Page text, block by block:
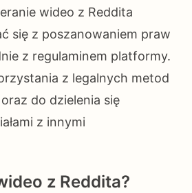
wideo z Reddita
się z poszanowaniem praw
z regulaminem platformy.
z legalnych metod
do dzielenia się
z innymi
z Reddita?